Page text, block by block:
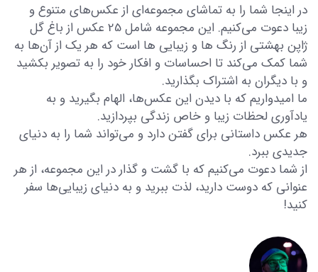
در اینجا شما را به تماشای مجموعه‌ای از عکس‌های متنوع و
زیبا دعوت می‌کنیم. این مجموعه شامل 25 عکس از باغ گل
ژاپن بهشتی از رنگ ها و زیبایی ها است که هر یک از آن‌ها به
شما کمک می‌کند تا احساسات و افکار خود را به تصویر بکشید
و با دیگران به اشتراک بگذارید.
ما امیدواریم که با دیدن این عکس‌ها، الهام بگیرید و به
یادآوری لحظات زیبا و خاص زندگی بپردازید.
هر عکس داستانی برای گفتن دارد و می‌تواند شما را به دنیای
جدیدی ببرد.
از شما دعوت می‌کنیم که با گشت و گذار در این مجموعه، از هر
عنوانی که دوست دارید، لذت ببرید و به دنیای زیبایی‌ها سفر
کنید!